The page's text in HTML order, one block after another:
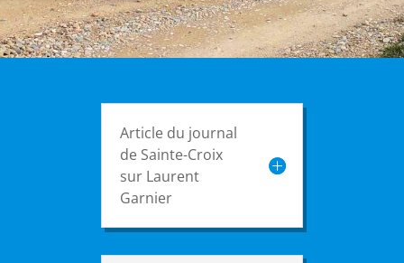
Article du journal
de Sainte-Croix
sur Laurent
Garnier